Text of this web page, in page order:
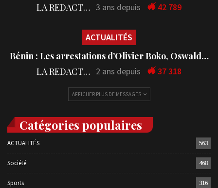
LA REDACTION 3 ans depuis 42 789
ACTUALITÉS
Bénin : Les arrestations d’Olivier Boko, Oswald…
LA REDACTION 2 ans depuis 37 318
AFFICHER PLUS DE MESSAGES
Catégories populaires
ACTUALITÉS 563
Société 468
Sports 316